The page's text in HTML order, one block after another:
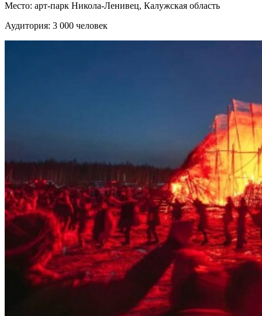
Место: арт-парк Никола-Ленивец, Калужская область
Аудитория: 3 000 человек